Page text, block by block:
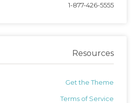
1-877-426-5555
Resources
Get the Theme
Terms of Service